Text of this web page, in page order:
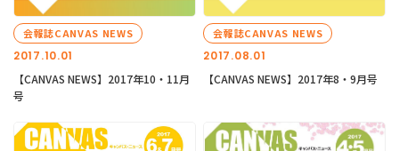
2017.10.01
会報誌CANVAS NEWS
【CANVAS NEWS】2017年10・11月
号
2017.08.01
会報誌CANVAS NEWS
【CANVAS NEWS】2017年8・9月号